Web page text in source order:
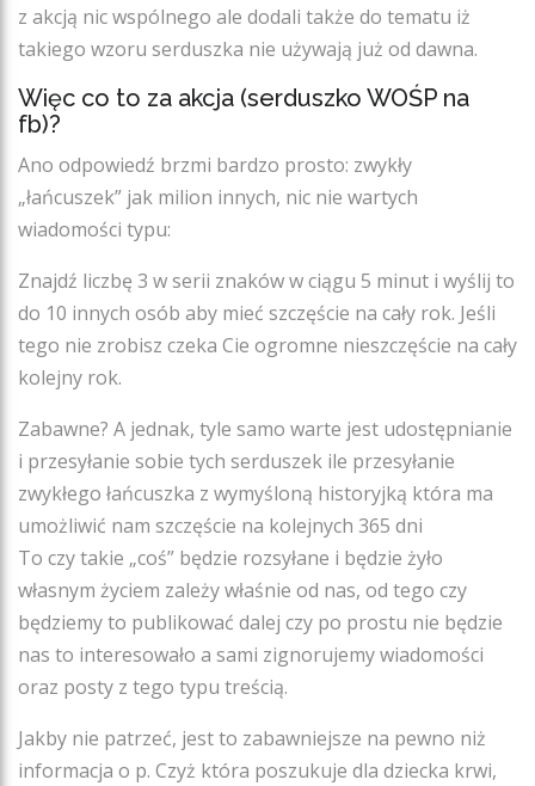
z akcją nic wspólnego ale dodali także do tematu iż
takiego wzoru serduszka nie używają już od dawna.
Więc co to za akcja (serduszko WOŚP na
fb)?
Ano odpowiedź brzmi bardzo prosto: zwykły
„łańcuszek” jak milion innych, nic nie wartych
wiadomości typu:
Znajdź liczbę 3 w serii znaków w ciągu 5 minut i wyślij to
do 10 innych osób aby mieć szczęście na cały rok. Jeśli
tego nie zrobisz czeka Cie ogromne nieszczęście na cały
kolejny rok.
Zabawne? A jednak, tyle samo warte jest udostępnianie
i przesyłanie sobie tych serduszek ile przesyłanie
zwykłego łańcuszka z wymyśloną historyjką która ma
umożliwić nam szczęście na kolejnych 365 dni
To czy takie „coś” będzie rozsyłane i będzie żyło
własnym życiem zależy właśnie od nas, od tego czy
będziemy to publikować dalej czy po prostu nie będzie
nas to interesowało a sami zignorujemy wiadomości
oraz posty z tego typu treścią.
Jakby nie patrzeć, jest to zabawniejsze na pewno niż
informacja o p. Czyż która poszukuje dla dziecka krwi,